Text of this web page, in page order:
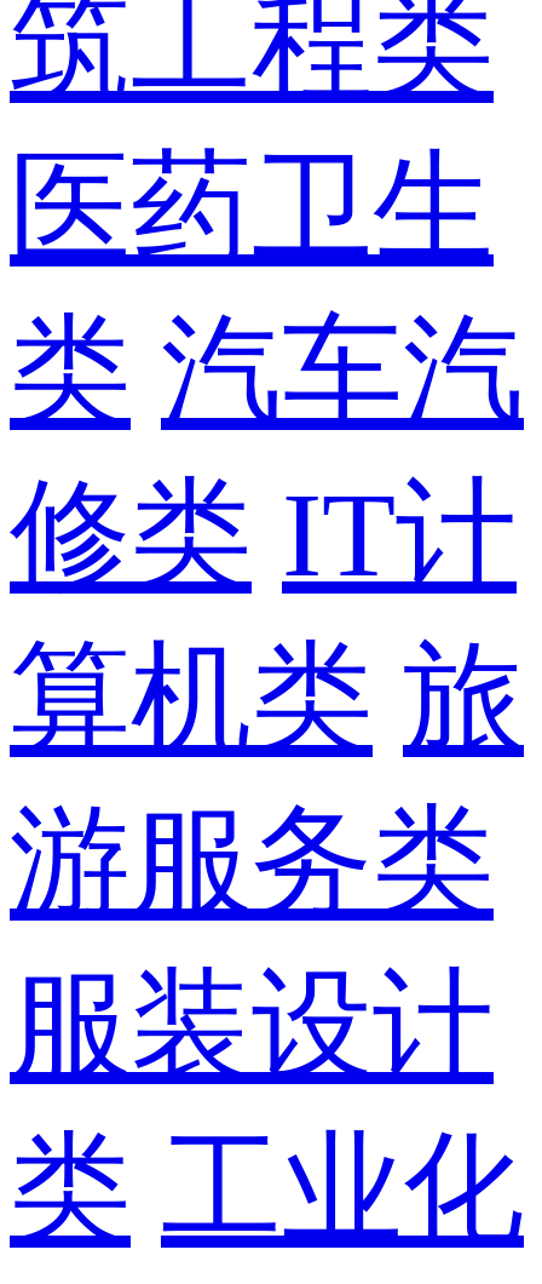
筑工程类
医药卫生
类 汽车汽
修类 IT计
算机类 旅
游服务类
服装设计
类 工业化